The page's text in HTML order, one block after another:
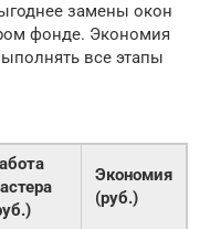
замены окон
фонде. Экономия
все этапы
Экономия
(руб.)